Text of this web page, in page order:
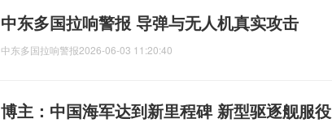
中东多国拉响警报 导弹与无人机真实攻击
中东多国拉响警报2026-06-03 11:20:40
博主：中国海军达到新里程碑 新型驱逐舰服役